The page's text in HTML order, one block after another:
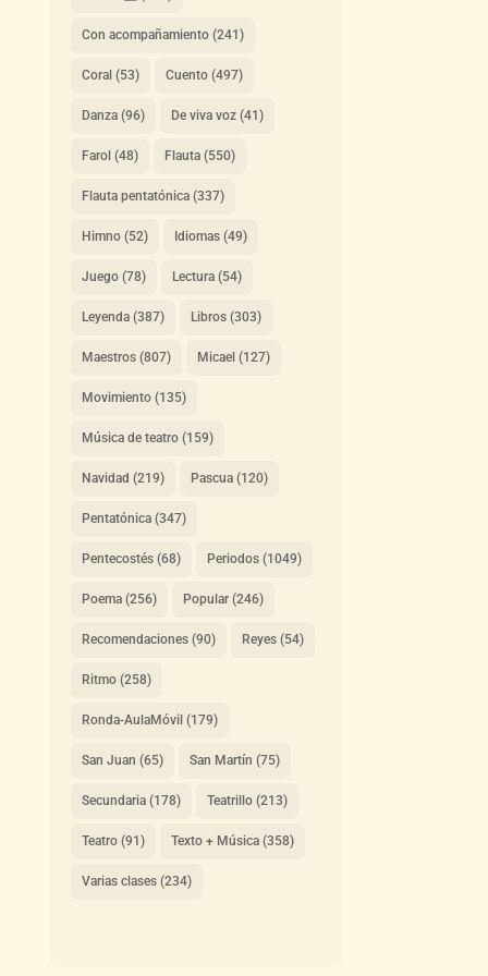
Con acompañamiento(241)
Coral (53) Cuento(497)
Danza(96) De viva voz(41)
Farol (48) Flauta(550)
Flauta pentatónica(337)
Himno(52) Idiomas(49)
Juego(78) Lectura(54)
Leyenda(387) Libros(303)
Maestros(807) Micael (127)
Movimiento(135)
Música de teatro(159)
Navidad (219) Pascua(120)
Pentatónica(347)
Pentecostés(68) Periodos(1049)
Poema(256) Popular(246)
Recomendaciones(90) Reyes(54)
Ritmo(258)
Ronda-AulaMóvil (179)
San Juan (65) San Martín (75)
Secundaria(178) Teatrillo(213)
Teatro(91) Texto + Música(358)
Varias clases(234)